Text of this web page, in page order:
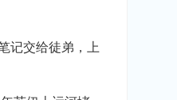
记交给徒弟，上